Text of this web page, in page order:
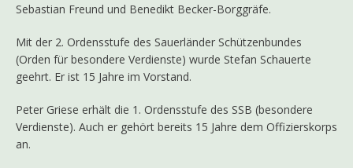
Sebastian Freund und Benedikt Becker-Borggräfe.
Mit der 2. Ordensstufe des Sauerländer Schützenbundes
(Orden für besondere Verdienste) wurde Stefan Schauerte
geehrt. Er ist 15 Jahre im Vorstand.
Peter Griese erhält die 1. Ordensstufe des SSB (besondere
Verdienste). Auch er gehört bereits 15 Jahre dem Offizierskorps
an.